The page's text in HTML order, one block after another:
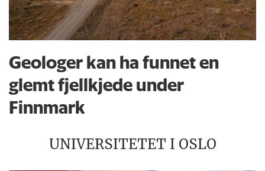
Geologer kan ha funnet en
glemt fjellkjede under
Finnmark
UNIVERSITETET I OSLO